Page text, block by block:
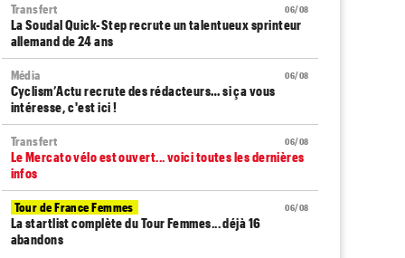
06/08
Transfert
La Soudal Quick-Step recrute un talentueux sprinteur
allemand de 24 ans
06/08
Média
Cyclism’Actu recrute des rédacteurs… si ça vous
intéresse, c'est ici !
06/08
Transfert
Le Mercato vélo est ouvert... voici toutes les dernières
infos
06/08
Tour de France Femmes
La startlist complète du Tour Femmes... déjà 16
abandons